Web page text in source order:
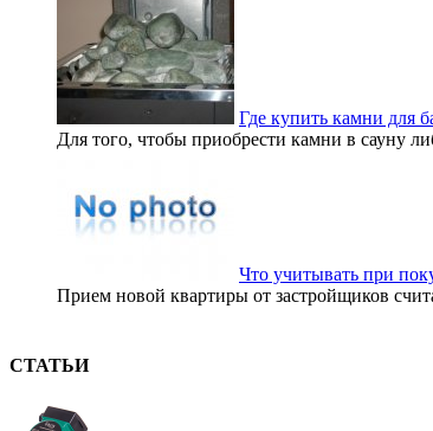
Где купить камни для
Для того, чтобы приобрести камни в сауну
Что учитывать при
Прием новой квартиры от застройщиков
СТАТЬИ